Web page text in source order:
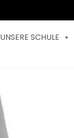
UNSERE SCHULE